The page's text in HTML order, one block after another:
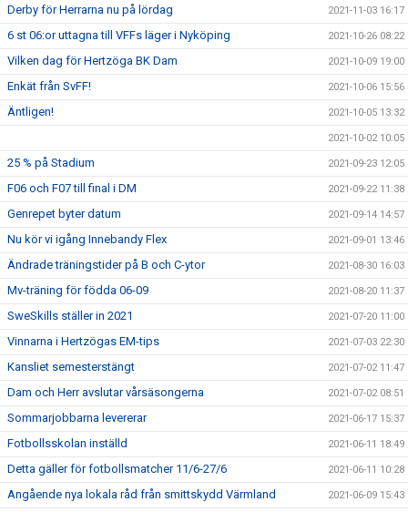
Derby för Herrarna nu på lördag 2021-11-03 16:17
6 st 06:or uttagna till VFFs läger i Nyköping 2021-10-26 08:22
Vilken dag för Hertzöga BK Dam 2021-10-09 19:00
Enkät från SvFF! 2021-10-06 15:56
Äntligen! 2021-10-05 13:32
2021-10-02 10:05
25 % på Stadium 2021-09-23 12:05
F06 och F07 till final i DM 2021-09-22 11:38
Genrepet byter datum 2021-09-14 14:57
Nu kör vi igång Innebandy Flex 2021-09-01 13:46
Ändrade träningstider på B och C-ytor 2021-08-30 16:03
Mv-träning för födda 06-09 2021-08-20 11:37
SweSkills ställer in 2021 2021-07-20 11:00
Vinnarna i Hertzögas EM-tips 2021-07-03 22:30
Kansliet semesterstängt 2021-07-02 11:47
Dam och Herr avslutar vårsäsongerna 2021-07-02 08:51
Sommarjobbarna levererar 2021-06-17 15:37
Fotbollsskolan inställd 2021-06-11 18:49
Detta gäller för fotbollsmatcher 11/6-27/6 2021-06-11 10:28
Angående nya lokala råd från smittskydd Värmland 2021-06-09 15:43